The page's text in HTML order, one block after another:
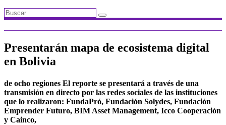
Presentarán mapa de ecosistema digital
en Bolivia
de ocho regiones El reporte se presentará a través de una
transmisión en directo por las redes sociales de las instituciones
que lo realizaron: FundaPró, Fundación Solydes, Fundación
Emprender Futuro, BIM Asset Management, Icco Cooperación
y Cainco,